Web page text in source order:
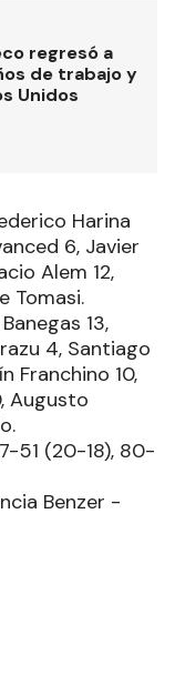
regresó a
de trabajo y
Unidos
Harina
6, Javier
Alem 12,
Tomasi.
13,
4, Santiago
Franchino 10,
Augusto
51 (20-18), 80-
Benzer -